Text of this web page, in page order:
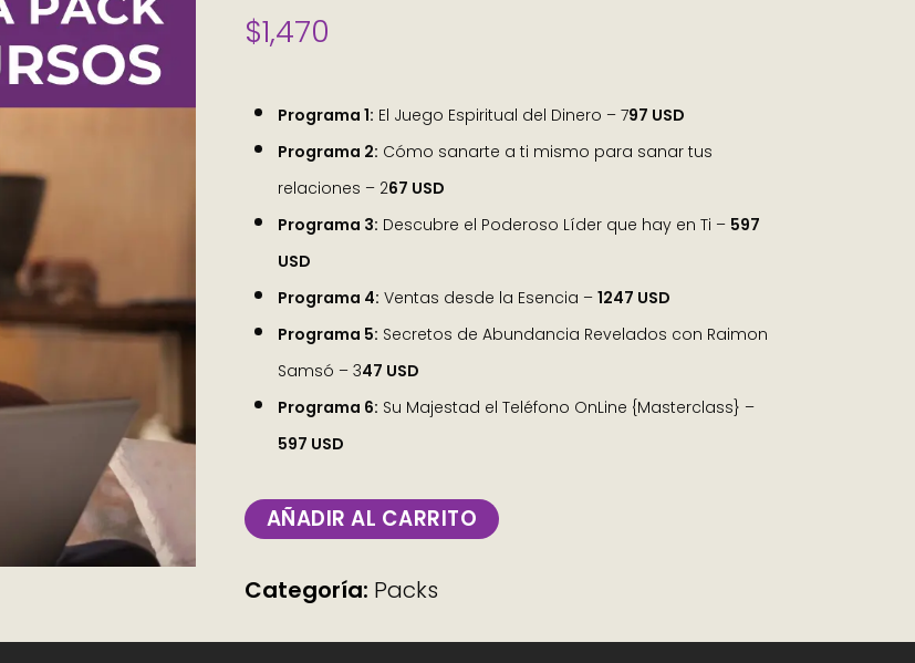
$1,470
Programa 1: El Juego Espiritual del Dinero – 797 USD
Programa 2: Cómo sanarte a ti mismo para sanar tus
relaciones – 267 USD
Programa 3: Descubre el Poderoso Líder que hay en Ti – 597
USD
Programa 4: Ventas desde la Esencia – 1247 USD
Programa 5: Secretos de Abundancia Revelados con Raimon
Samsó – 347 USD
Programa 6: Su Majestad el Teléfono OnLine {Masterclass} –
597 USD
AÑADIR AL CARRITO
Categoría: Packs